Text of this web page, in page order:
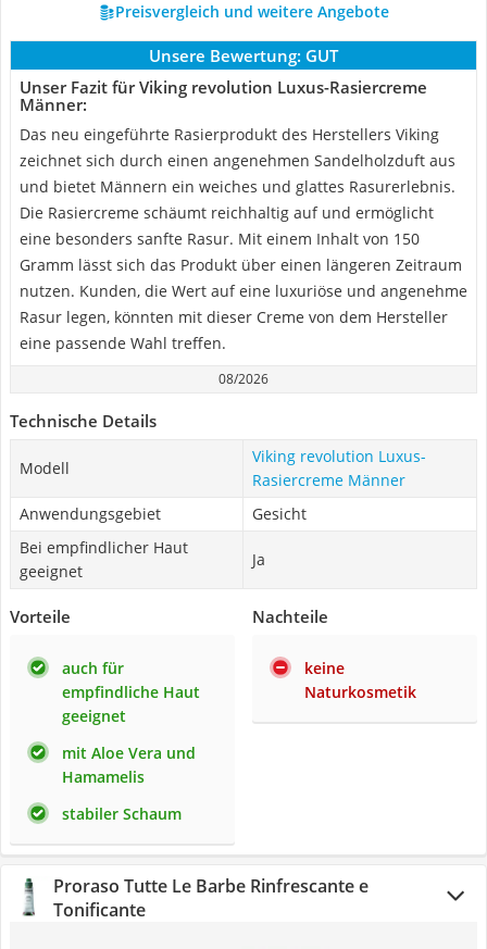
Preisvergleich und weitere Angebote
Unsere Bewertung: GUT
Unser Fazit für Viking revolution Luxus-Rasiercreme
Männer:
Das neu eingeführte Rasierprodukt des Herstellers Viking
zeichnet sich durch einen angenehmen Sandelholzduft aus
und bietet Männern ein weiches und glattes Rasurerlebnis.
Die Rasiercreme schäumt reichhaltig auf und ermöglicht
eine besonders sanfte Rasur. Mit einem Inhalt von 150
Gramm lässt sich das Produkt über einen längeren Zeitraum
nutzen. Kunden, die Wert auf eine luxuriöse und angenehme
Rasur legen, könnten mit dieser Creme von dem Hersteller
eine passende Wahl treffen.
08/2026
Technische Details
Modell
Viking revolution Luxus-
Rasiercreme Männer
Anwendungsgebiet
Gesicht
Bei empfindlicher Haut
geeignet
Ja
Vorteile
auch für
empfindliche Haut
geeignet
mit Aloe Vera und
Hamamelis
stabiler Schaum
Nachteile
keine
Naturkosmetik
Proraso Tutte Le Barbe Rinfrescante e
Tonificante